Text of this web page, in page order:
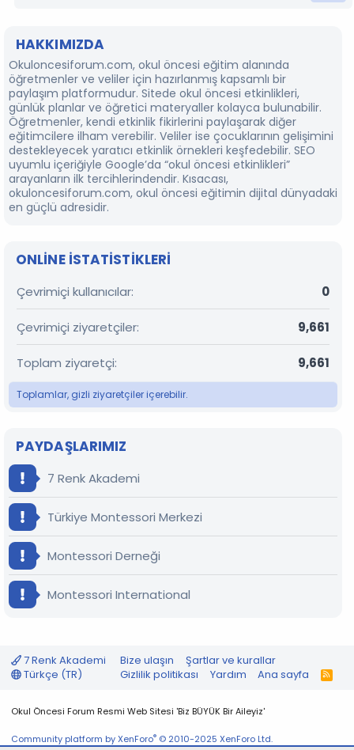
HAKKIMIZDA
Okuloncesiforum.com, okul öncesi eğitim alanında
öğretmenler ve veliler için hazırlanmış kapsamlı bir
paylaşım platformudur. Sitede okul öncesi etkinlikleri,
günlük planlar ve öğretici materyaller kolayca bulunabilir.
Öğretmenler, kendi etkinlik fikirlerini paylaşarak diğer
eğitimcilere ilham verebilir. Veliler ise çocuklarının gelişimini
destekleyecek yaratıcı etkinlik örnekleri keşfedebilir. SEO
uyumlu içeriğiyle Google’da “okul öncesi etkinlikleri”
arayanların ilk tercihlerindendir. Kısacası,
okuloncesiforum.com, okul öncesi eğitimin dijital dünyadaki
en güçlü adresidir.
ONLINE ISTATISTIKLERI
Çevrimiçi kullanıcılar 0
Çevrimiçi ziyaretçiler 9,661
Toplam ziyaretçi 9,661
Toplamlar, gizli ziyaretçiler içerebilir.
PAYDAŞLARIMIZ
7 Renk Akademi
Türkiye Montessori Merkezi
Montessori Derneği
Montessori International
7 Renk Akademi
Türkçe (TR)
Bize ulaşın
Şartlar ve kurallar
Gizlilik politikası
Yardım Ana sayfa
R
S
Okul Öncesi Forum Resmi Web Sitesi 'Biz BÜYÜK Bir Aileyiz'
Community platform by XenForo® © 2010-2025 XenForo Ltd.